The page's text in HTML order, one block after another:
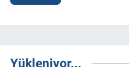
Yükleniyor...